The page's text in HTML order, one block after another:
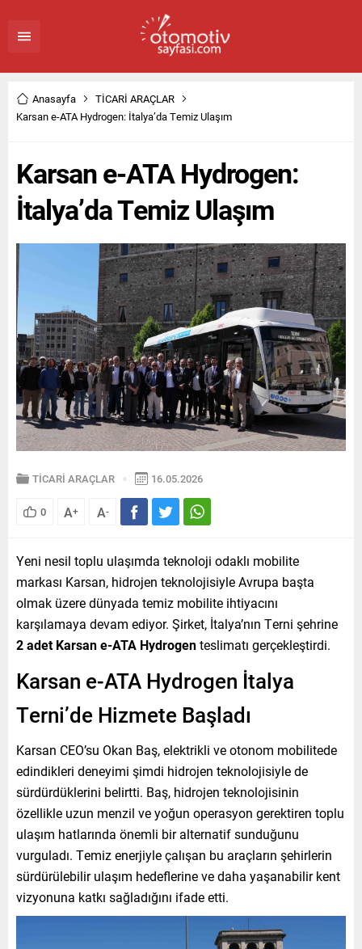
Anasayfa
TİCARİ ARAÇLAR
Karsan e-ATA Hydrogen: İtalya’da Temiz Ulaşım
Karsan e-ATA Hydrogen:
İtalya’da Temiz Ulaşım
TİCARİ ARAÇLAR 16.05.2026
0 A+ A-
Yeni nesil toplu ulaşımda teknoloji odaklı mobilite
markası Karsan, hidrojen teknolojisiyle Avrupa başta
olmak üzere dünyada temiz mobilite ihtiyacını
karşılamaya devam ediyor. Şirket, İtalya’nın Terni şehrine
2 adet Karsan e-ATA Hydrogenteslimatı gerçekleştirdi.
Karsan e-ATA Hydrogen İtalya
Terni’de Hizmete Başladı
Karsan CEO’su Okan Baş, elektrikli ve otonom mobilitede
edindikleri deneyimi şimdi hidrojen teknolojisiyle de
sürdürdüklerini belirtti. Baş, hidrojen teknolojisinin
özellikle uzun menzil ve yoğun operasyon gerektiren toplu
ulaşım hatlarında önemli bir alternatif sunduğunu
vurguladı. Temiz enerjiyle çalışan bu araçların şehirlerin
sürdürülebilir ulaşım hedeflerine ve daha yaşanabilir kent
vizyonuna katkı sağladığını ifade etti.